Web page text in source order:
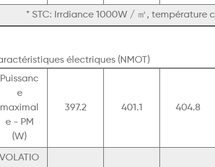
* STC: Irrdiance 1000W / ㎡, température
électriques (NMOT)
Puissanc
e
maximal
e - PM
(W)
397.2 401.1 404.8
VOLATIO